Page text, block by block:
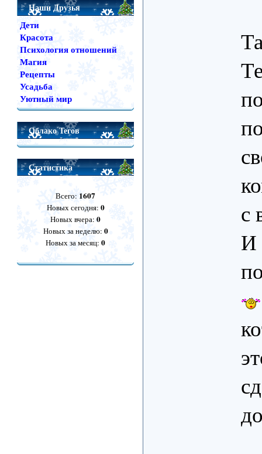
Наши Друзья
Дети
Красота
Психология отношений
Магия
Рецепты
Усадьба
Уютный мир
Облако Тегов
Статистика
Всего: 1607
Новых сегодня: 0
Новых вчера:0
Новых за неделю: 0
Новых за месяц:0
с
И